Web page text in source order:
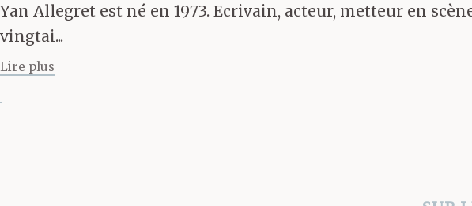
Yan Allegret est né en 1973. Ecrivain, acteur, metteur en
vingtai...
Lire plus